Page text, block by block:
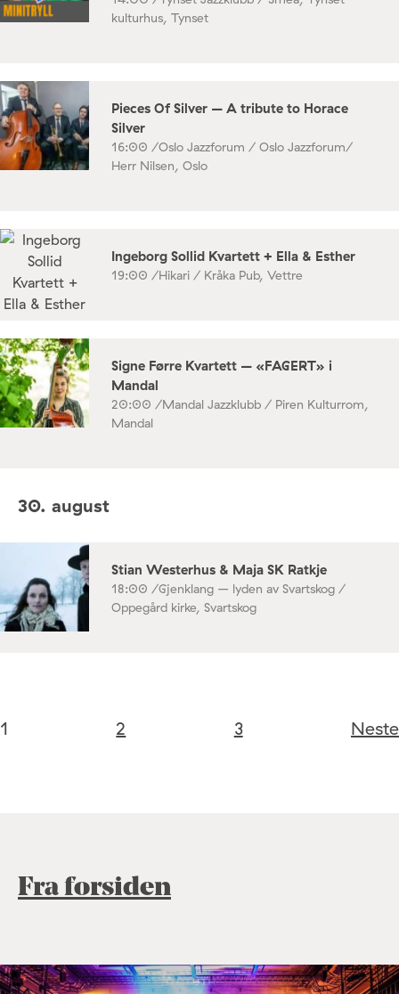
kulturhus, Tynset
Pieces Of Silver – A tribute to Horace
Silver
16:00 /Oslo Jazzforum / Oslo Jazzforum/
Herr Nilsen, Oslo
Ingeborg Sollid Kvartett + Ella & Esther
19:00 /Hikari / Kråka Pub, Vettre
Signe Førre Kvartett – «FAGERT» i
Mandal
20:00 /Mandal Jazzklubb / Piren Kulturrom,
Mandal
30. august
Stian Westerhus & Maja SK Ratkje
18:00 /Gjenklang – lyden av Svartskog /
Oppegård kirke, Svartskog
1 2 3 Neste
Fra forsiden